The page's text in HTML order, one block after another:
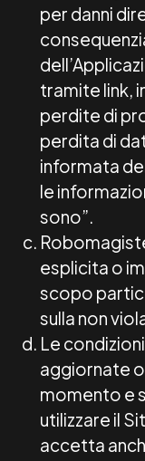
per danni
tramite link,
perdite di
perdita di
informata
le
sono”.
esplicita o
scopo
sulla non
Le
aggiornate
momento e
utilizzare il
accetta